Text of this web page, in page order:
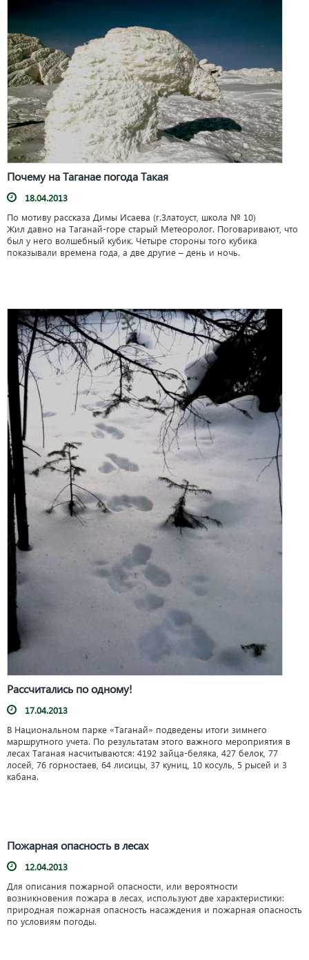
Почему на Таганае погода Такая
18.04.2013
По мотиву рассказа Димы Исаева (г.Златоуст, школа № 10)
Жил давно на Таганай-горе старый Метеоролог. Поговаривают, что
был у него волшебный кубик. Четыре стороны того кубика
показывали времена года, а две другие – день и ночь.
Рассчитались по одному!
17.04.2013
В Национальном парке «Таганай» подведены итоги зимнего
маршрутного учета. По результатам этого важного мероприятия в
лесах Таганая насчитываются: 4192 зайца-беляка, 427 белок, 77
лосей, 76 горностаев, 64 лисицы, 37 куниц, 10 косуль, 5 рысей и 3
кабана.
Пожарная опасность в лесах
12.04.2013
Для описания пожарной опасности, или вероятности
возникновения пожара в лесах, используют две характеристики:
природная пожарная опасность насаждения и пожарная опасность
по условиям погоды.